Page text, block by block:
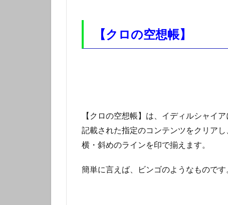
【クロの空想帳】
【クロの空想帳】は、イディルシャイ
記載された指定のコンテンツをクリア
横・斜めのラインを印で揃えます。
簡単に言えば、ビンゴのようなものです